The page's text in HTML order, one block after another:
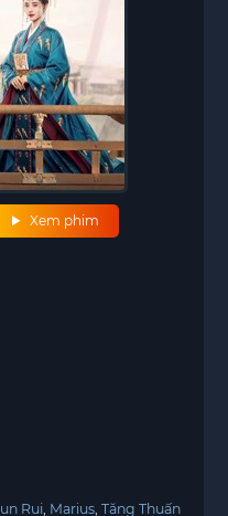
Xem phim
Rui Marius Tăng Thuấn